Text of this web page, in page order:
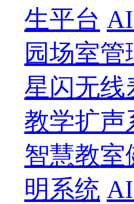
生平台
园场室管
星闪无线
教学扩声
智慧教室
明系统